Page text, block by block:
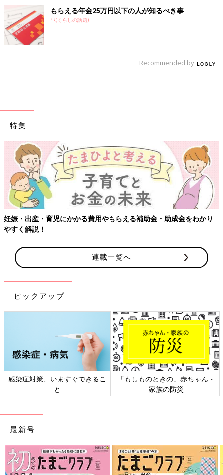
もらえる年金25万円以下の人が知るべき事
PR(くらしの話題)
Recommended by
特集
【ワクチン接種できるものも】妊婦の感染症対策、知っておいて！
連載一覧へ
ピックアップ
日本外来小児科学会リーフレッ
ト検討会
六星占術 細木かおりさんの人生
相談
最新号